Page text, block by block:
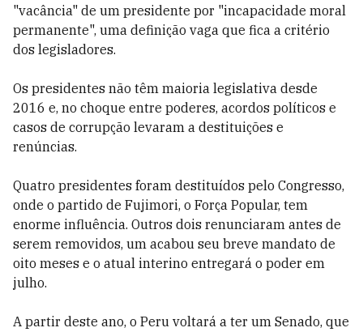
"vacância" de um presidente por "incapacidade moral
permanente", uma definição vaga que fica a critério
dos legisladores.
Os presidentes não têm maioria legislativa desde
2016 e, no choque entre poderes, acordos políticos e
casos de corrupção levaram a destituições e
renúncias.
Quatro presidentes foram destituídos pelo Congresso,
onde o partido de Fujimori, o Força Popular, tem
enorme influência. Outros dois renunciaram antes de
serem removidos, um acabou seu breve mandato de
oito meses e o atual interino entregará o poder em
julho.
A partir deste ano, o Peru voltará a ter um Senado, que